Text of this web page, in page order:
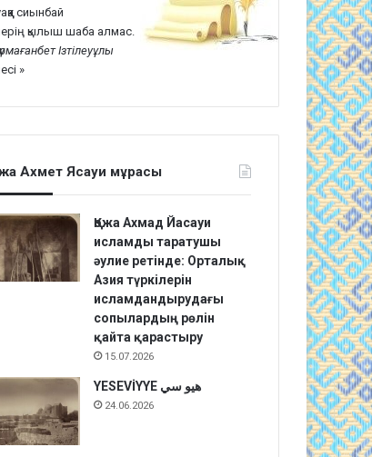
сиынбай
қылыш шаба алмас.
Ізтілеуұлы
»
Ахмет Ясауи мұрасы
Қожа Ахмад Йасауи
исламды таратушы
әулие ретінде: Орталық
Азия түркілерін
исламдандырудағы
сопылардың рөлін
қайта қарастыру
15.07.2026
YESEVİYYE هيو سي
24.06.2026